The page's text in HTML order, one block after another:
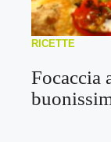
RICETTE
Focaccia